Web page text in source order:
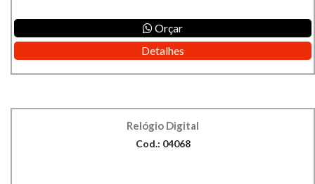
Orçar
Detalhes
Relógio Digital
Cod.: 04068